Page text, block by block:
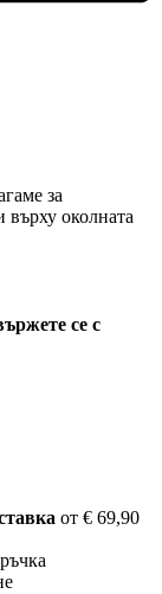
за
околната
се с
от € 69,90